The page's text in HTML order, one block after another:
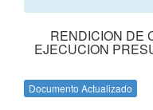
RENDICION DE
EJECUCION
Documento Actualizado